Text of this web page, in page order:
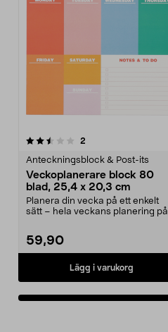
2
Anteckningsblock & Post-its
Veckoplanerare block 80
blad, 25,4 x 20,3 cm
Planera din vecka på ett enkelt
sätt – hela veckans planering på
59,90
Lägg i varukorg
4.0av 5 stjärnor